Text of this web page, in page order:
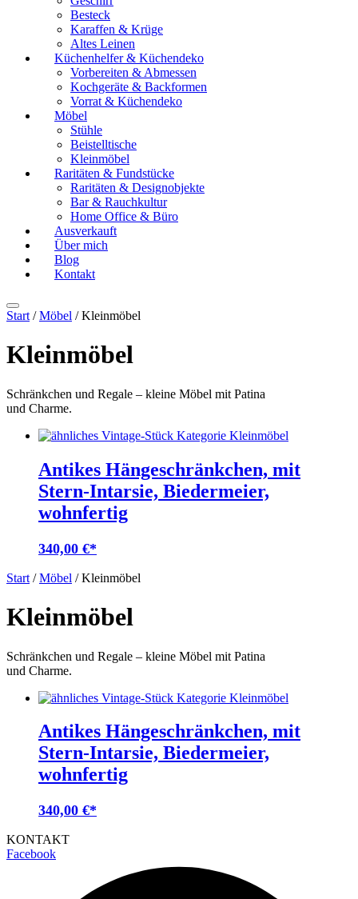
Besteck
Karaffen & Krüge
Altes Leinen
Küchenhelfer & Küchendeko
Vorbereiten & Abmessen
Kochgeräte & Backformen
Vorrat & Küchendeko
Möbel
Stühle
Beistelltische
Kleinmöbel
Raritäten & Fundstücke
Raritäten & Designobjekte
Bar & Rauchkultur
Home Office & Büro
Ausverkauft
Über mich
Blog
Kontakt
Start /Möbel / Kleinmöbel
Kleinmöbel
Schränkchen und Regale – kleine Möbel mit Patina
und Charme.
Antikes Hängeschränkchen, mit
Stern-Intarsie, Biedermeier,
wohnfertig
340,00 €
Start /Möbel / Kleinmöbel
Kleinmöbel
Schränkchen und Regale – kleine Möbel mit Patina
und Charme.
Antikes Hängeschränkchen, mit
Stern-Intarsie, Biedermeier,
wohnfertig
340,00 €
KONTAKT
Facebook